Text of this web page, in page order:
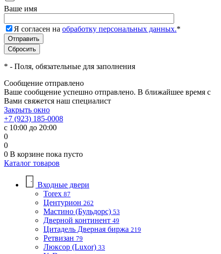
Ваше имя
Я согласен на обработку персональных данных.*
* - Поля, обязательные для заполнения
Сообщение отправлено
Ваше сообщение успешно отправлено. В ближайшее время с
Вами свяжется наш специалист
Закрыть окно
+7 (923) 185-0008
с 10:00 до 20:00
0
0
0 В корзине пока пусто
Каталог товаров
Входные двери
Torex 87
Центурион 262
Мастино (Бульдорс) 53
Дверной континент 49
Цитадель Дверная биржа 219
Ретвизан 79
Люксор (Luxor) 33